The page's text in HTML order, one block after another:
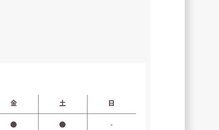
金 土 日
● ●
-